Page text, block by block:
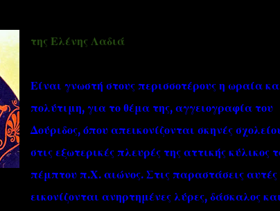
/PROJECT ΣΧΕΤΙΚΑ/ABOUT
της Ελένης Λαδιά
Είναι γνωστή στους περισσοτέρους η ωραία
πολύτιμη, για το θέμα της, αγγειογραφία του
Δούριδος, όπου απεικονίζονται σκηνές
στις εξωτερικές πλευρές της αττικής κύλικος
πέμπτου π.Χ. αιώνος. Στις παραστάσεις αυτές
εικονίζονται ανηρτημένες λύρες, δάσκαλος